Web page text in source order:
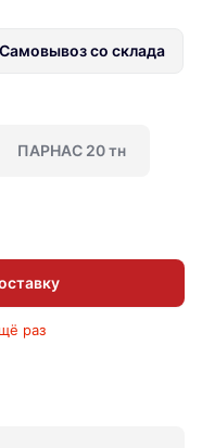
Самовывоз со склада
ПАРНАС 20 тн
раз